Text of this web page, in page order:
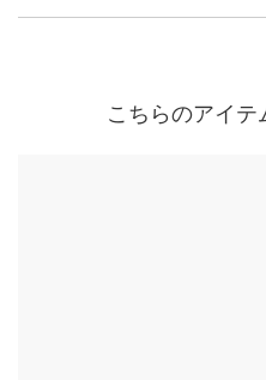
こちらのアイテ